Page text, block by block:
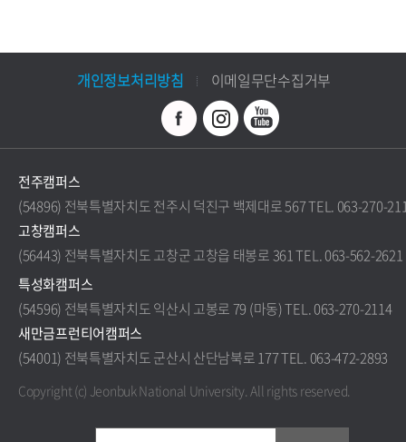
개인정보처리방침 이메일무단수집거부
전주캠퍼스
(54896) 전북특별자치도 전주시 덕진구 백제대로 567 TEL. 063-270-
고창캠퍼스
(56443) 전북특별자치도 고창군 고창읍 태봉로 361 TEL. 063-562-2621
특성화캠퍼스
(54596) 전북특별자치도 익산시 고봉로 79 (마동) TEL. 063-270-2114
새만금프런티어캠퍼스
(54001) 전북특별자치도 군산시 산단남북로 177 TEL. 063-472-2893
Copyright (c) Jeonbuk National University.All rights reserved.